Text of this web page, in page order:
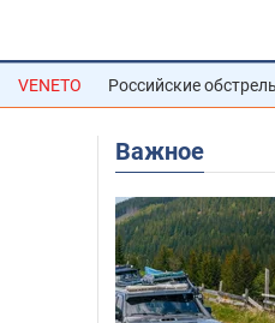
VENETO Российские
Важное